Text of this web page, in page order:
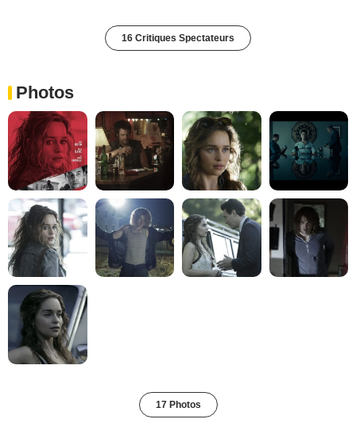
16 Critiques Spectateurs
Photos
17 Photos